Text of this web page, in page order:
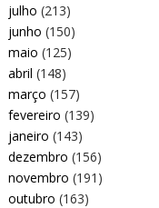
julho (213)
junho (150)
maio (125)
abril (148)
março (157)
fevereiro (139)
janeiro (143)
dezembro (156)
novembro (191)
outubro (163)